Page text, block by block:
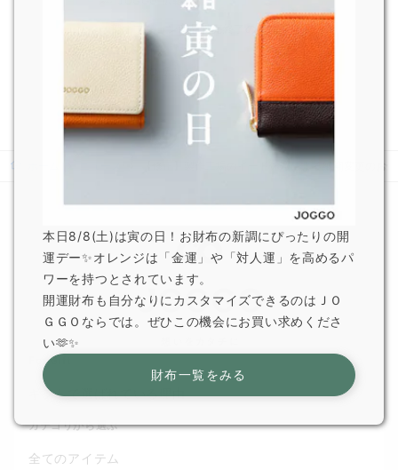
一部オプション商品販売終了のお知らせ
JOGGO 広報
【修正】製作工場のイード休暇による納期変更のお
For Gift
ギフトで選ばれている理由
カテゴリから選ぶ
全てのアイテム
本日8/8(土)は寅の日！お財布の新調にぴったりの開
運デー✨オレンジは「金運」や「対人運」を高めるパ
ワーを持つとされています。
開運財布も自分なりにカスタマイズできるのはＪＯ
ＧＧＯならでは。ぜひこの機会にお買い求めくださ
い🫶✨
財布一覧をみる